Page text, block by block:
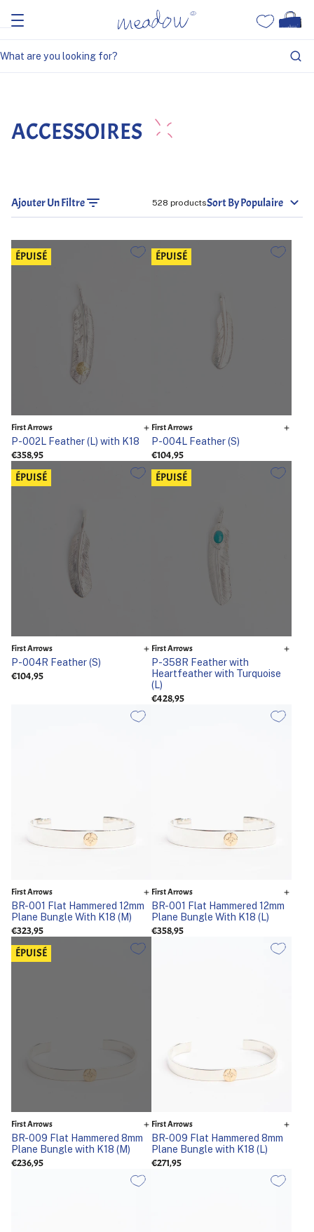
ACCESSOIRES
Ajouter Un Filtre 528 productsSort By Populaire
ÉPUISÉ
First Arrows
P-002L Feather (L) with K18
€358,95
ÉPUISÉ
First Arrows
P-004L Feather (S)
€104,95
ÉPUISÉ
First Arrows
P-004R Feather (S)
€104,95
ÉPUISÉ
First Arrows
P-358R Feather with
Heartfeather with Turquoise
(L)
€428,95
First Arrows
BR-001 Flat Hammered 12mm
Plane Bungle With K18 (M)
€323,95
First Arrows
BR-001 Flat Hammered 12mm
Plane Bungle With K18 (L)
€358,95
ÉPUISÉ
First Arrows
BR-009 Flat Hammered 8mm
Plane Bungle with K18 (M)
€236,95
First Arrows
BR-009 Flat Hammered 8mm
Plane Bungle with K18 (L)
€271,95